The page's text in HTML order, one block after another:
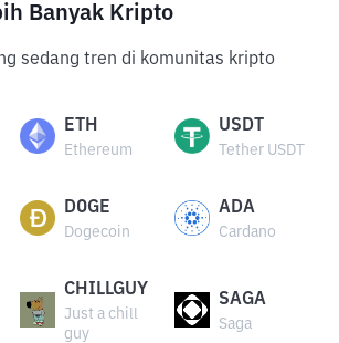
Banyak Kripto
sedang tren di komunitas kripto
ETH
Ethereum
USDT
Tether USDT
DOGE
Dogecoin
ADA
Cardano
CHILLGUY
Just a chill
guy
SAGA
Saga